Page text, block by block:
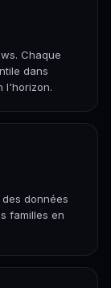
Chaque
dans
l'horizon.
données
familles en